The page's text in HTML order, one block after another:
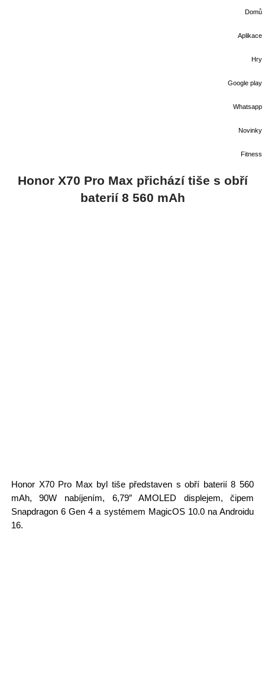
Domů
Aplikace
Hry
Google play
Whatsapp
Novinky
Fitness
Honor X70 Pro Max přichází tiše s obří
baterií 8 560 mAh
Honor X70 Pro Max byl tiše představen s obří baterií 8 560
mAh, 90W nabíjením, 6,79″ AMOLED displejem, čipem
Snapdragon 6 Gen 4 a systémem MagicOS 10.0 na Androidu
16.